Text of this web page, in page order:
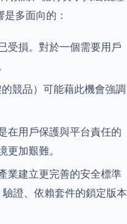
多面向的：
受損。對於一個需要用戶
競品）可能藉此機會強調
在用戶保護與平台責任的
加艱難。
業建立更完善的安全標準
驗證、依賴套件的鎖定版本